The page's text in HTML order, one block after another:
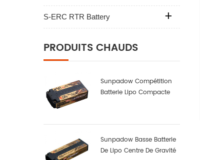
S-ERC RTR Battery
PRODUITS CHAUDS
Sunpadow Compétition
Batterie Lipo Compacte
Sunpadow Basse Batterie
De Lipo Centre De Gravité